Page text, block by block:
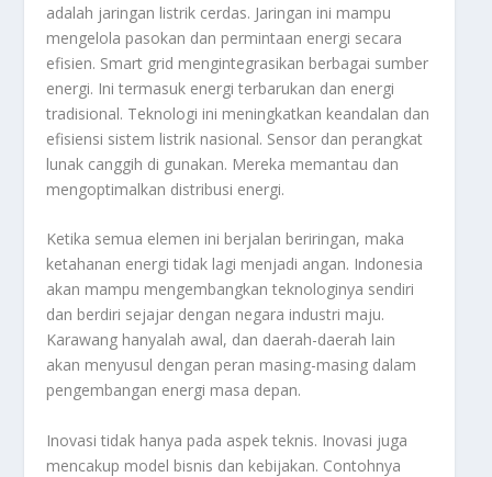
adalah jaringan listrik cerdas. Jaringan ini mampu
mengelola pasokan dan permintaan energi secara
efisien. Smart grid mengintegrasikan berbagai sumber
energi. Ini termasuk energi terbarukan dan energi
tradisional. Teknologi ini meningkatkan keandalan dan
efisiensi sistem listrik nasional. Sensor dan perangkat
lunak canggih di gunakan. Mereka memantau dan
mengoptimalkan distribusi energi.
Ketika semua elemen ini berjalan beriringan, maka
ketahanan energi tidak lagi menjadi angan. Indonesia
akan mampu mengembangkan teknologinya sendiri
dan berdiri sejajar dengan negara industri maju.
Karawang hanyalah awal, dan daerah-daerah lain
akan menyusul dengan peran masing-masing dalam
pengembangan energi masa depan.
Inovasi tidak hanya pada aspek teknis. Inovasi juga
mencakup model bisnis dan kebijakan. Contohnya